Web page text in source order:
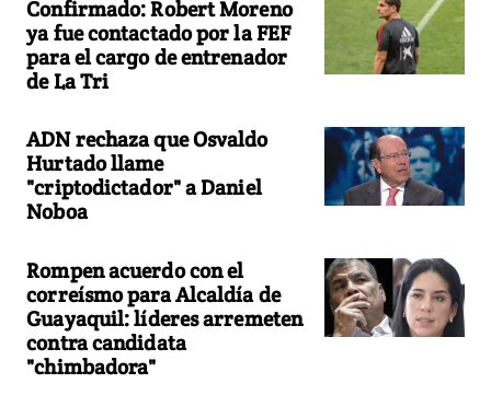
Confirmado: Robert Moreno
ya fue contactado por la FEF
para el cargo de entrenador
de La Tri
ADN rechaza que Osvaldo
Hurtado llame
"criptodictador" a Daniel
Noboa
Rompen acuerdo con el
correísmo para Alcaldía de
Guayaquil: líderes arremeten
contra candidata
"chimbadora"